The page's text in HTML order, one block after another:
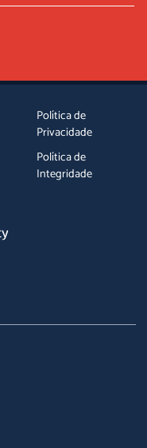
Política de
Privacidade
Política de
Integridade